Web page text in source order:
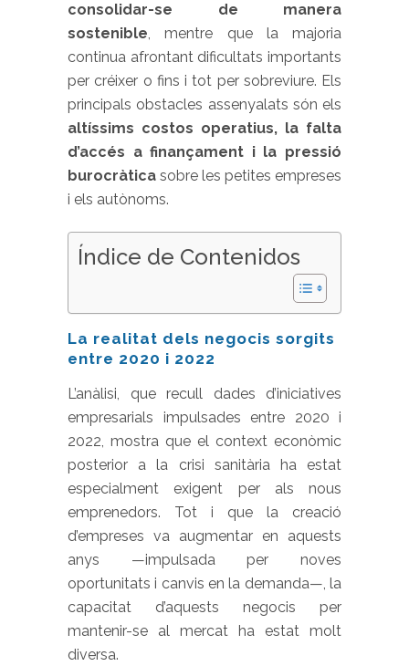
consolidar-se de manera
sostenible, mentre que la majoria
continua afrontant dificultats importants
per créixer o fins i tot per sobreviure. Els
principals obstacles assenyalats són els
altíssims costos operatius, la falta
d’accés a finançament i la pressió
burocràtica sobre les petites empreses
i els autònoms.
Índice de Contenidos
La realitat dels negocis sorgits
entre 2020 i 2022
L’anàlisi, que recull dades d’iniciatives
empresarials impulsades entre 2020 i
2022, mostra que el context econòmic
posterior a la crisi sanitària ha estat
especialment exigent per als nous
emprenedors. Tot i que la creació
d’empreses va augmentar en aquests
anys —impulsada per noves
oportunitats i canvis en la demanda—, la
capacitat d’aquests negocis per
mantenir-se al mercat ha estat molt
diversa.